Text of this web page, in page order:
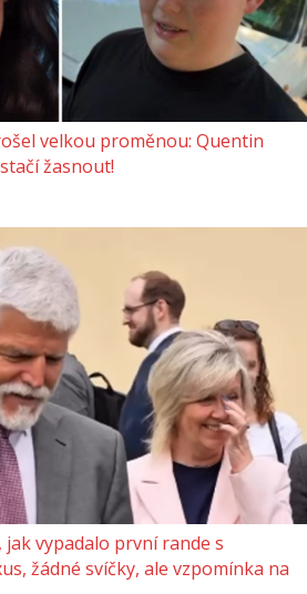
velkou proměnou: Quentin
žasnout!
jak vypadalo první rande s
žádné svíčky, ale vzpomínka na